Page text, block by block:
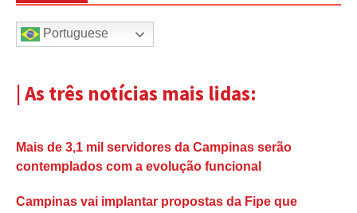
Portuguese
| As três notícias mais lidas:
Mais de 3,1 mil servidores da Campinas serão
contemplados com a evolução funcional
Campinas vai implantar propostas da Fipe que